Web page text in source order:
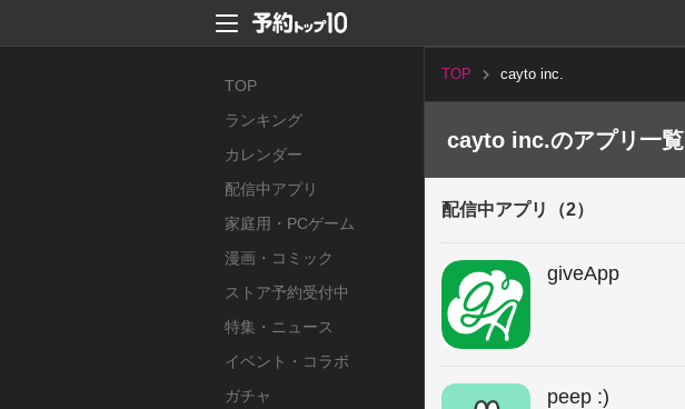
TOP
ランキング
カレンダー
配信中アプリ
家庭用・PCゲーム
漫画・コミック
ストア予約受付中
特集・ニュース
イベント・コラボ
ガチャ
TOP cayto inc.
cayto inc.のアプリ一覧
配信中アプリ（2）
giveApp
peep :)